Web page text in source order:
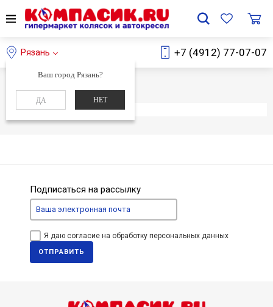
Рязань
Ваш город Рязань?
ДА НЕТ
+7 (4912) 77-07-07
Главная Каталог
Элемент не найден
Подписаться на рассылку
Я даю согласие на обработку персональных данных
ОТПРАВИТЬ